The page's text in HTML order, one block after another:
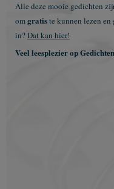
Alle deze mooie gedichten
omgratiste kunnen lezen
in?Dat kan hier!
Veel leesplezier op